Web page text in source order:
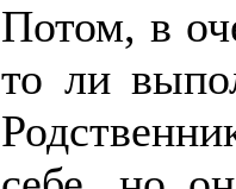
Потом, в
то ли